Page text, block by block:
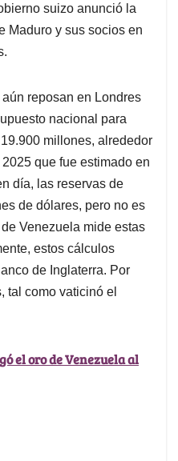
suizo anunció la
Maduro y sus socios en
reposan en Londres
nacional para
millones, alrededor
que fue estimado en
día, las reservas de
de dólares, pero no es
Venezuela mide estas
estos cálculos
de Inglaterra. Por
tal como vaticinó el
el oro de Venezuela al